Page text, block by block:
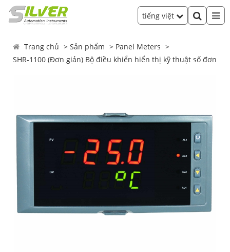
tiếng việt
Trang chủ Sản phẩm
Panel Meters
SHR-1100 (Đơn giản) Bộ điều khiển hiển thị kỹ thuật số đơn